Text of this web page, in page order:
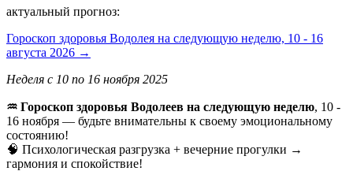
актуальный прогноз:
Гороскоп здоровья Водолея на следующую неделю, 10 - 16
августа 2026 →
Неделя с 10 по 16 ноября 2025
♒ Гороскоп здоровья Водолеев на следующую неделю, 10 -
16 ноября — будьте внимательны к своему эмоциональному
состоянию!
🧠 Психологическая разгрузка + вечерние прогулки →
гармония и спокойствие!